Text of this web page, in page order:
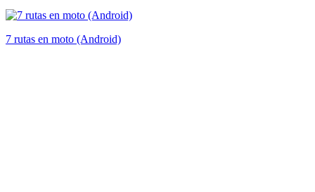
7 rutas en moto (Android)